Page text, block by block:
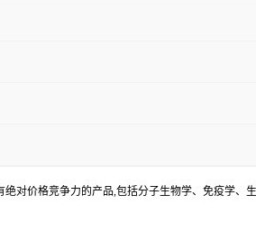
对价格竞争力的产品,包括分子生物学、免疫学、